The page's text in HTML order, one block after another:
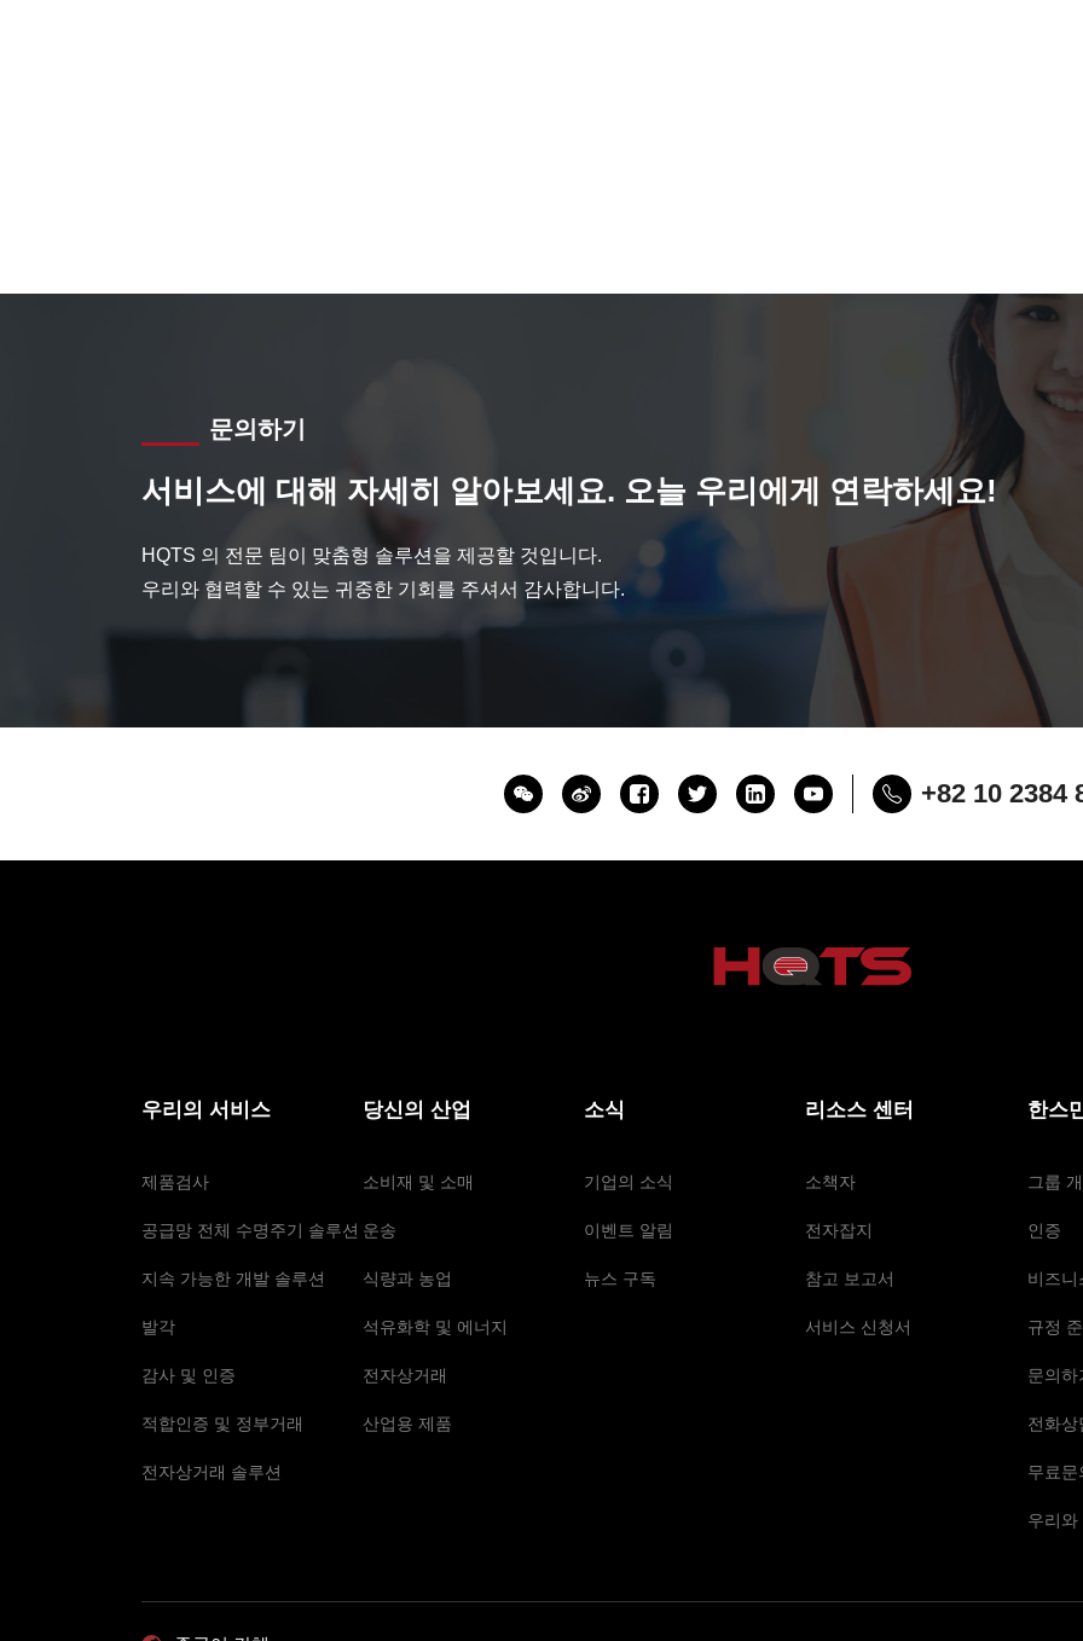
문의하기
서비스에 대해 자세히 알아보세요. 오늘 우리에게 연락하세요!
HQTS 의 전문 팀이 맞춤형 솔루션을 제공할 것입니다.
우리와 협력할 수 있는 귀중한 기회를 주셔서 감사합니다.
+82 10 2384
우리의 서비스
제품검사
공급망 전체 수명주기 솔루션
지속 가능한 개발 솔루션
발각
감사 및 인증
적합인증 및 정부거래
전자상거래 솔루션
당신의 산업
소비재 및 소매
운송
식량과 농업
석유화학 및 에너지
전자상거래
산업용 제품
소식
기업의 소식
이벤트 알림
뉴스 구독
리소스 센터
소책자
전자잡지
참고 보고서
서비스 신청서
한스
그룹
인증
비즈니
규정
문의하
전화상
무료문
우리와